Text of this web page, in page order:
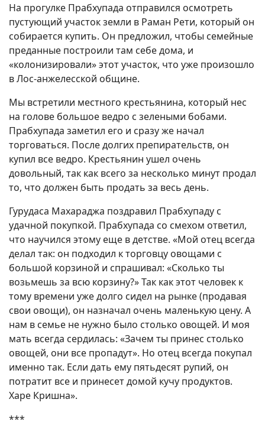
На прогулке Прабхупада отправился осмотреть
пустующий участок земли в Раман Рети, который он
собирается купить. Он предложил, чтобы семейные
преданные построили там себе дома, и
«колонизировали» этот участок, что уже произошло
в Лос-анжелесской общине.
Мы встретили местного крестьянина, который нес
на голове большое ведро с зелеными бобами.
Прабхупада заметил его и сразу же начал
торговаться. После долгих препирательств, он
купил все ведро. Крестьянин ушел очень
довольный, так как всего за несколько минут продал
то, что должен быть продать за весь день.
Гурудаса Махараджа поздравил Прабхупаду с
удачной покупкой. Прабхупада со смехом ответил,
что научился этому еще в детстве. «Мой отец всегда
делал так: он подходил к торговцу овощами с
большой корзиной и спрашивал: «Сколько ты
возьмешь за всю корзину?» Так как этот человек к
тому времени уже долго сидел на рынке (продавая
свои овощи), он назначал очень маленькую цену. А
нам в семье не нужно было столько овощей. И моя
мать всегда сердилась: «Зачем ты принес столько
овощей, они все пропадут». Но отец всегда покупал
именно так. Если дать ему пятьдесят рупий, он
потратит все и принесет домой кучу продуктов.
Харе Кришна».
***